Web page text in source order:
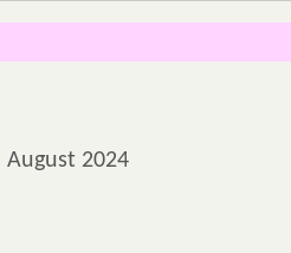
August 2024